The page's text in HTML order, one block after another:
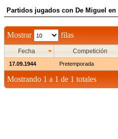
Partidos jugados con De Miguel
Mostrar filas
Fecha Competición
17.09.1944 Pretemporada
Mostrando 1 a 1 de 1 totales